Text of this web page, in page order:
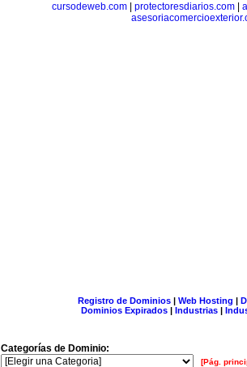
cursodeweb.com
protectoresdiarios.com
Registro de Dominios| Web Hosting |
Dominios Expirados | Industrias |
Categorías de Dominio:
[Pág.